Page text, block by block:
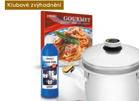
Klubové zvýhodnění